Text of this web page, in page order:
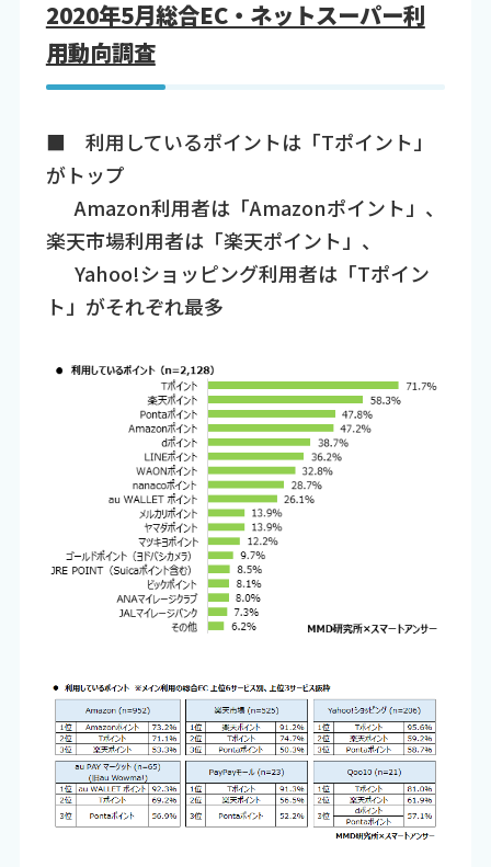
2020年5月総合EC・ネットスーパー利
用動向調査
■ 利用しているポイントは「Tポイント」
がトップ
Amazon利用者は「Amazonポイント」、
楽天市場利用者は「楽天ポイント」、
Yahoo!ショッピング利用者は「Tポイン
ト」がそれぞれ最多